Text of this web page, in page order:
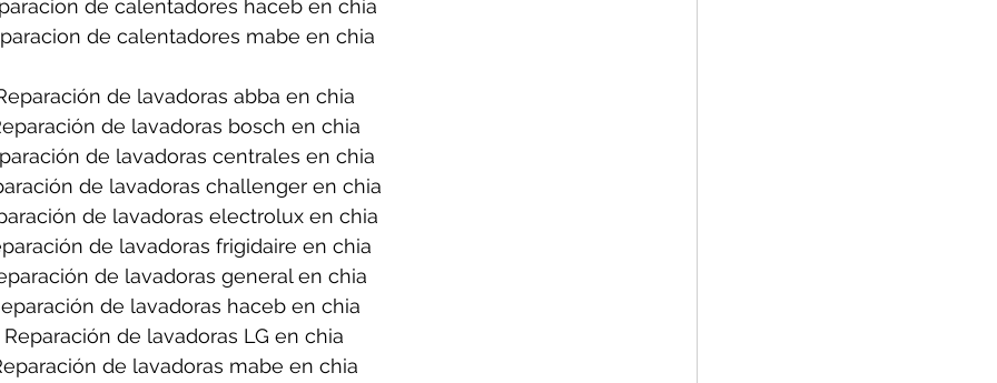
de calentadores haceb en chia
de calentadores mabe en chia
de lavadoras abba en chia
de lavadoras bosch en chia
de lavadoras centrales en chia
de lavadoras challenger en chia
de lavadoras electrolux en chia
de lavadoras frigidaire en chia
de lavadoras general en chia
de lavadoras haceb en chia
Reparación de lavadoras LG en chia
de lavadoras mabe en chia